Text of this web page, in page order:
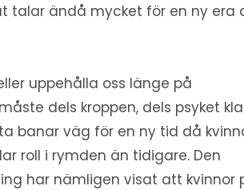
talar ändå mycket för en ny era
uppehålla oss länge på
dels kroppen, dels psyket
banar väg för en ny tid då
roll i rymden än tidigare. Den
har nämligen visat att kvinnor